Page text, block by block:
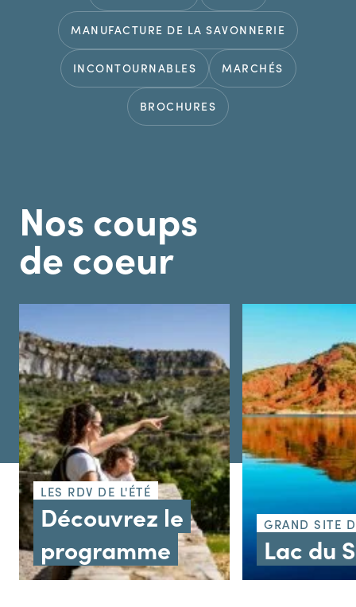
MANUFACTURE DE LA SAVONNERIE
INCONTOURNABLES MARCHÉS
BROCHURES
Nos coups
de coeur
LES RDV DE L'ÉTÉ
Découvrez le
programme
GRAND SITE
Lac du